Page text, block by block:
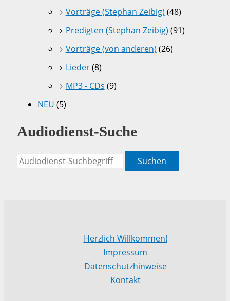
Vorträge (Stephan Zeibig) (48)
Predigten (Stephan Zeibig) (91)
Vorträge (von anderen) (26)
Lieder(8)
MP3 - CDs (9)
NEU (5)
Audiodienst-Suche
Suchen
Herzlich Willkommen!
Impressum
Datenschutzhinweise
Kontakt